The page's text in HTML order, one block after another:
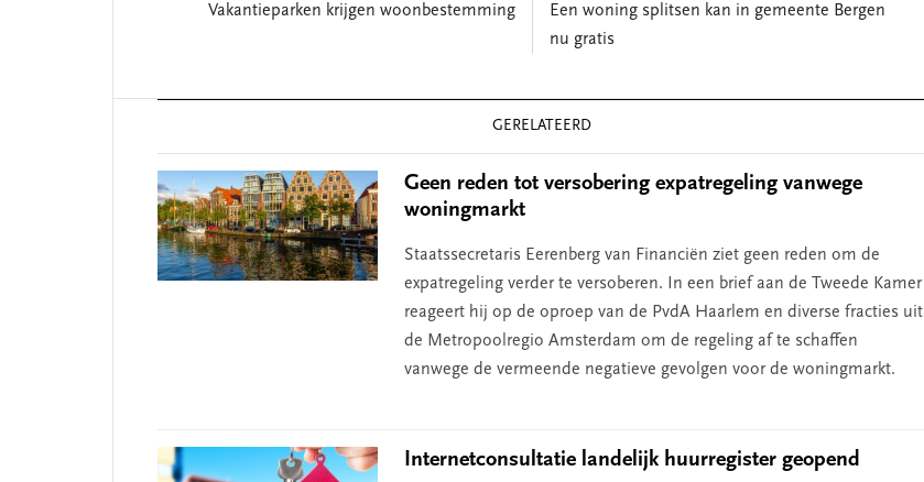
Vakantieparken krijgen woonbestemming
Een woning splitsen kan in gemeente Bergen
nu gratis
GERELATEERD
Geen reden tot versobering expatregeling vanwege
woningmarkt
Staatssecretaris Eerenberg van Financiën ziet geen reden om de
expatregeling verder te versoberen. In een brief aan de Tweede Kamer
reageert hij op de oproep van de PvdA Haarlem en diverse fracties uit
de Metropoolregio Amsterdam om de regeling af te schaffen
vanwege de vermeende negatieve gevolgen voor de woningmarkt.
Internetconsultatie landelijk huurregister geopend